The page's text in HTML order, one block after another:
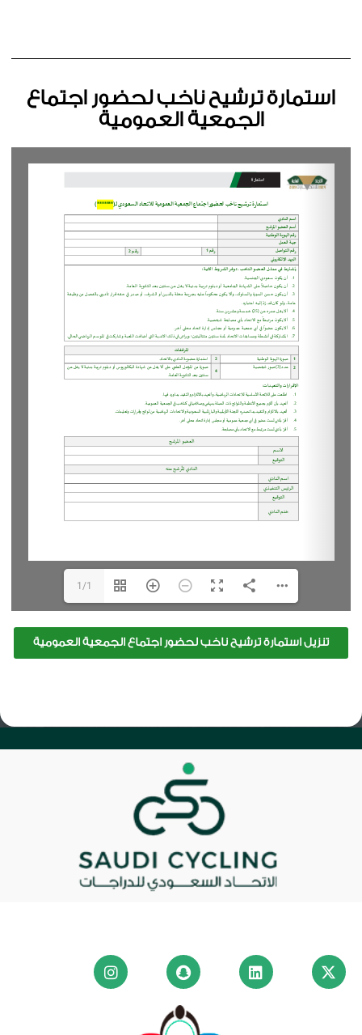
استمارة ترشيح ناخب لحضور اجتماع
الجمعية العمومية
1/1
تنزيل استمارة ترشيح ناخب لحضور اجتماع الجمعية العمومية